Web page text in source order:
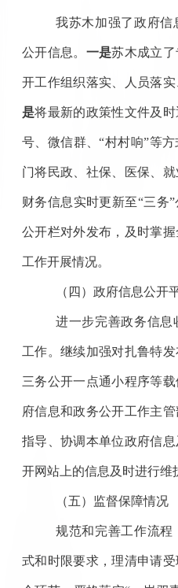
我苏木加强了政府信
公开信息。 一是苏木成立
开工作组织落实、人员落
是将最新的政策性文件及
号、微信群、“村村响”等
门将民政、社保、医保、
财务信息实时更新至“三务
公开栏对外发布， 及时掌
工作开展情况。
（四）政府信息公开
进一步完善政务信息
工作。继续加强对扎鲁特
三务公开一点通小程序等
府信息和政务公开工作主
指导、协调本单位政府信
开网站上的信息及时进行维
（五）监督保障情况
规范和完善工作流程
式和时限要求，理清申请